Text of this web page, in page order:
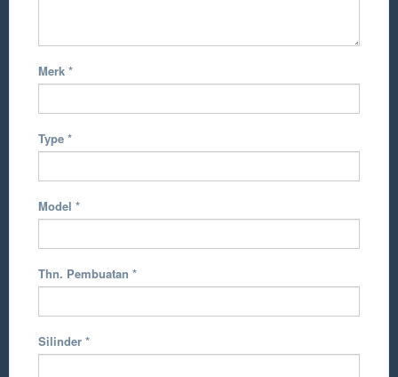
Merk *
Type *
Model *
Thn. Pembuatan *
Silinder *